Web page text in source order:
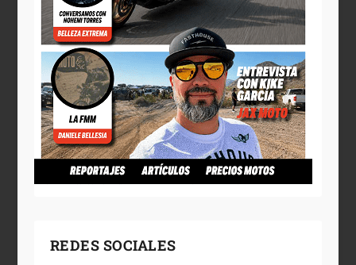
REDES SOCIALES